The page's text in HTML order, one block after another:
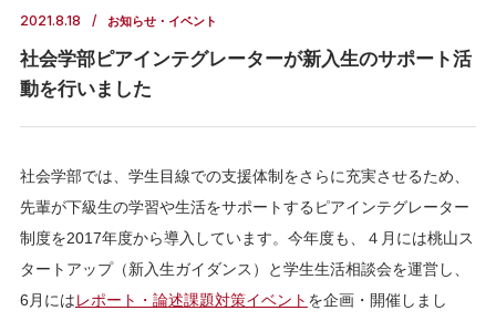
2021.8.18 お知らせ・イベント
社会学部ピアインテグレーターが新入生のサポート活
動を行いました
社会学部では、学生目線での支援体制をさらに充実させるため、
先輩が下級生の学習や生活をサポートするピアインテグレーター
制度を2017年度から導入しています。今年度も、４月には桃山ス
タートアップ（新入生ガイダンス）と学生生活相談会を運営し、
6月にはレポート・論述課題対策イベント を企画・開催しまし